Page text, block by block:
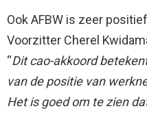
Ook AFBW is zeer
Voorzitter Cherel
“Dit cao-akkoord
van de positie van
Het is goed om te zien